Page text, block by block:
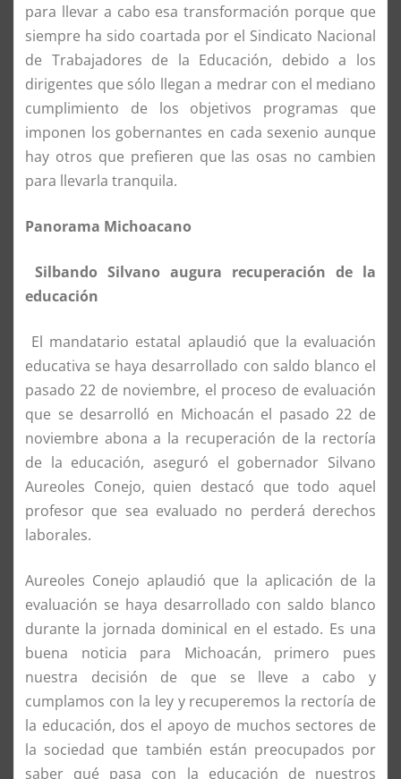
para llevar a cabo esa transformación porque que
siempre ha sido coartada por el Sindicato Nacional
de Trabajadores de la Educación, debido a los
dirigentes que sólo llegan a medrar con el mediano
cumplimiento de los objetivos programas que
imponen los gobernantes en cada sexenio aunque
hay otros que prefieren que las osas no cambien
para llevarla tranquila.
Panorama Michoacano
Silbando Silvano augura recuperación de la
educación
El mandatario estatal aplaudió que la evaluación
educativa se haya desarrollado con saldo blanco el
pasado 22 de noviembre, el proceso de evaluación
que se desarrolló en Michoacán el pasado 22 de
noviembre abona a la recuperación de la rectoría
de la educación, aseguró el gobernador Silvano
Aureoles Conejo, quien destacó que todo aquel
profesor que sea evaluado no perderá derechos
laborales.
Aureoles Conejo aplaudió que la aplicación de la
evaluación se haya desarrollado con saldo blanco
durante la jornada dominical en el estado. Es una
buena noticia para Michoacán, primero pues
nuestra decisión de que se lleve a cabo y
cumplamos con la ley y recuperemos la rectoría de
la educación, dos el apoyo de muchos sectores de
la sociedad que también están preocupados por
saber qué pasa con la educación de nuestros